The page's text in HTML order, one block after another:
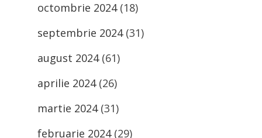
octombrie 2024(18)
septembrie 2024(31)
august 2024(61)
aprilie 2024(26)
martie 2024(31)
februarie 2024(29)